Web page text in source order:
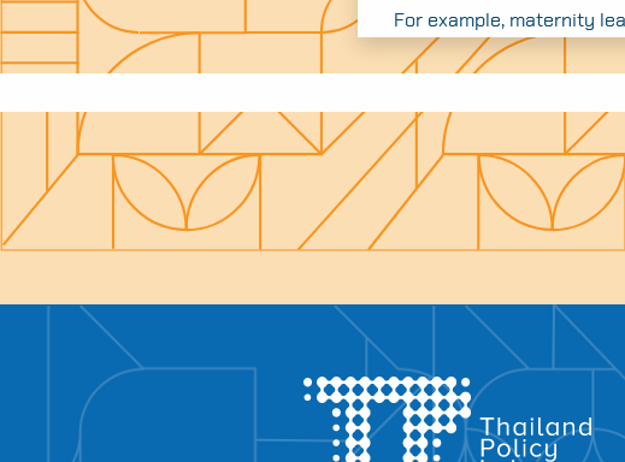
For example, maternity